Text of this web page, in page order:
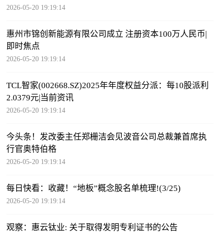
2026-05-20 19:19:14
惠州市锦创新能源有限公司成立 注册资本100万人民币|
即时焦点
2026-05-20 19:19:14
TCL智家(002668.SZ)2025年年度权益分派：每10股派利
2.0379元|当前资讯
2026-05-20 19:19:14
今头条！发改委主任郑栅洁会见波音公司总裁兼首席执
行官奥特伯格
2026-05-20 19:19:14
每日快看：收藏！“地板”概念股名单梳理!(3/25)
2026-05-20 19:19:14
观察：惠云钛业: 关于取得发明专利证书的公告